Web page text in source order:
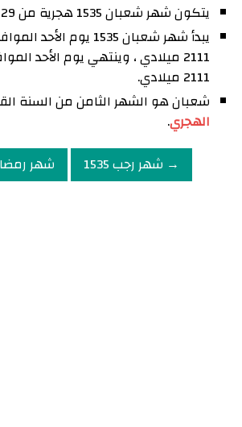
يتكون شهر شعبان 1535 هجرية من 29 يوم
2111 ميلادي.
شعبان هو الشهر الثامن من السنة
الهجري.
→ شهر رجب 1535
شهر رمضان